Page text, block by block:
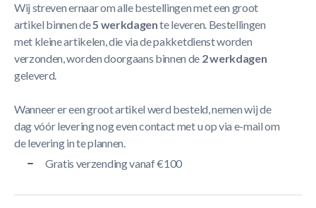
Wij streven ernaar om alle bestellingen met een groot
artikel binnen de5 werkdagente leveren. Bestellingen
met kleine artikelen, die via de pakketdienst worden
verzonden, worden doorgaans binnen de 2 werkdagen
geleverd.
Wanneer er een groot artikel werd besteld, nemen wij de
dag vóór levering nog even contact met u op via e-mail om
de levering in te plannen.
Gratis verzending vanaf €100